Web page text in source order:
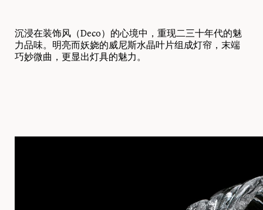
沉浸在装饰风（Deco）的心境中，重现二三十年代的魅
力品味。明亮而妖娆的威尼斯水晶叶片组成灯帘，末端
巧妙微曲，更显出灯具的魅力。